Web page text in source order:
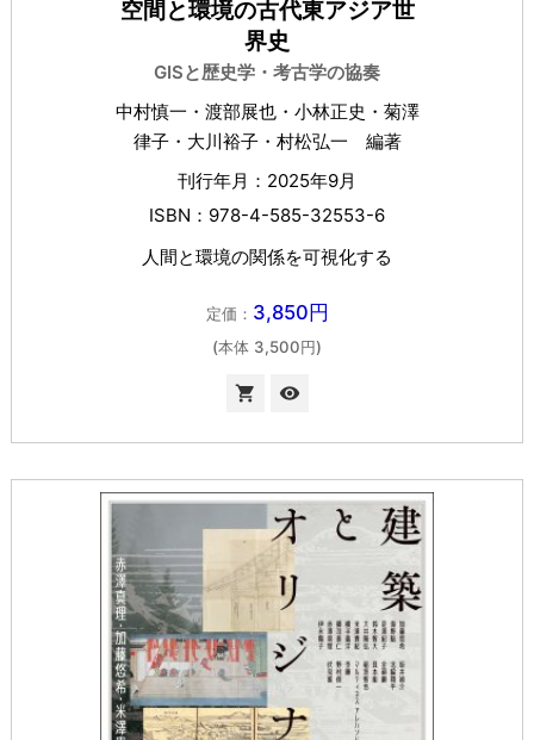
空間と環境の古代東アジア世
界史
GISと歴史学・考古学の協奏
中村慎一・渡部展也・小林正史・菊澤
律子・大川裕子・村松弘一 編著
刊行年月：2025年9月
ISBN：978-4-585-32553-6
人間と環境の関係を可視化する
定価： 3,850円
(本体 3,500円)
 visibility